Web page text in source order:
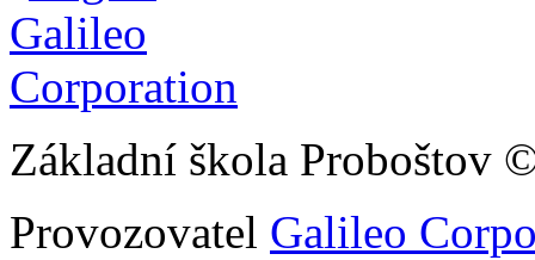
Základní škola Proboštov
Provozovatel Galileo